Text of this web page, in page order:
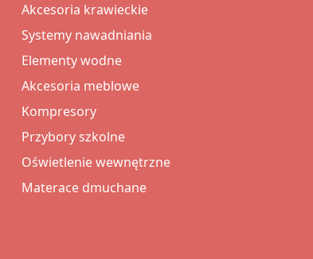
Akcesoria krawieckie
Systemy nawadniania
Elementy wodne
Akcesoria meblowe
Kompresory
Przybory szkolne
Oświetlenie wewnętrzne
Materace dmuchane